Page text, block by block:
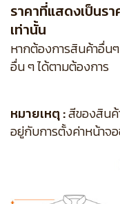
ราคาที่แสดงเป็นร
เท่านั้น
หากต้องการสินค้าอื่น
อื่น ๆ ได้ตามต้องการ
หมายเหตุ :สีของสินค้
อยู่กับการตั้งค่าหน้าจ